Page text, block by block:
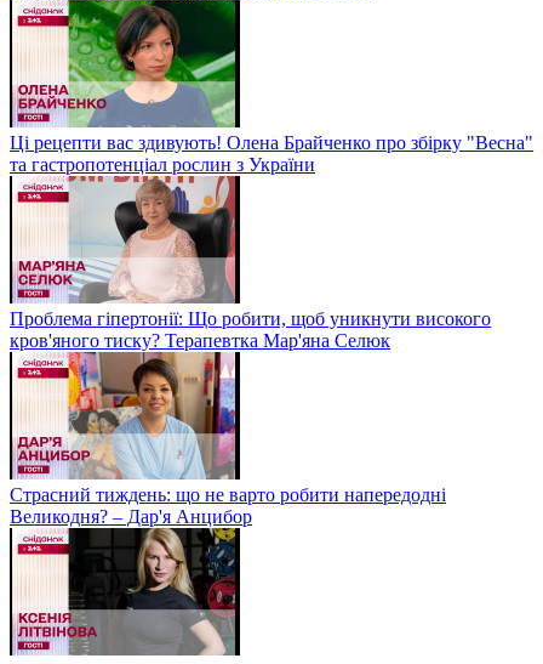
Ці рецепти вас здивують! Олена Брайченко про збірку "Весна"
та гастропотенціал рослин з України
Проблема гіпертонії: Що робити, щоб уникнути високого
кров'яного тиску? Терапевтка Мар'яна Селюк
Страсний тиждень: що не варто робити напередодні
Великодня? – Дар'я Анцибор